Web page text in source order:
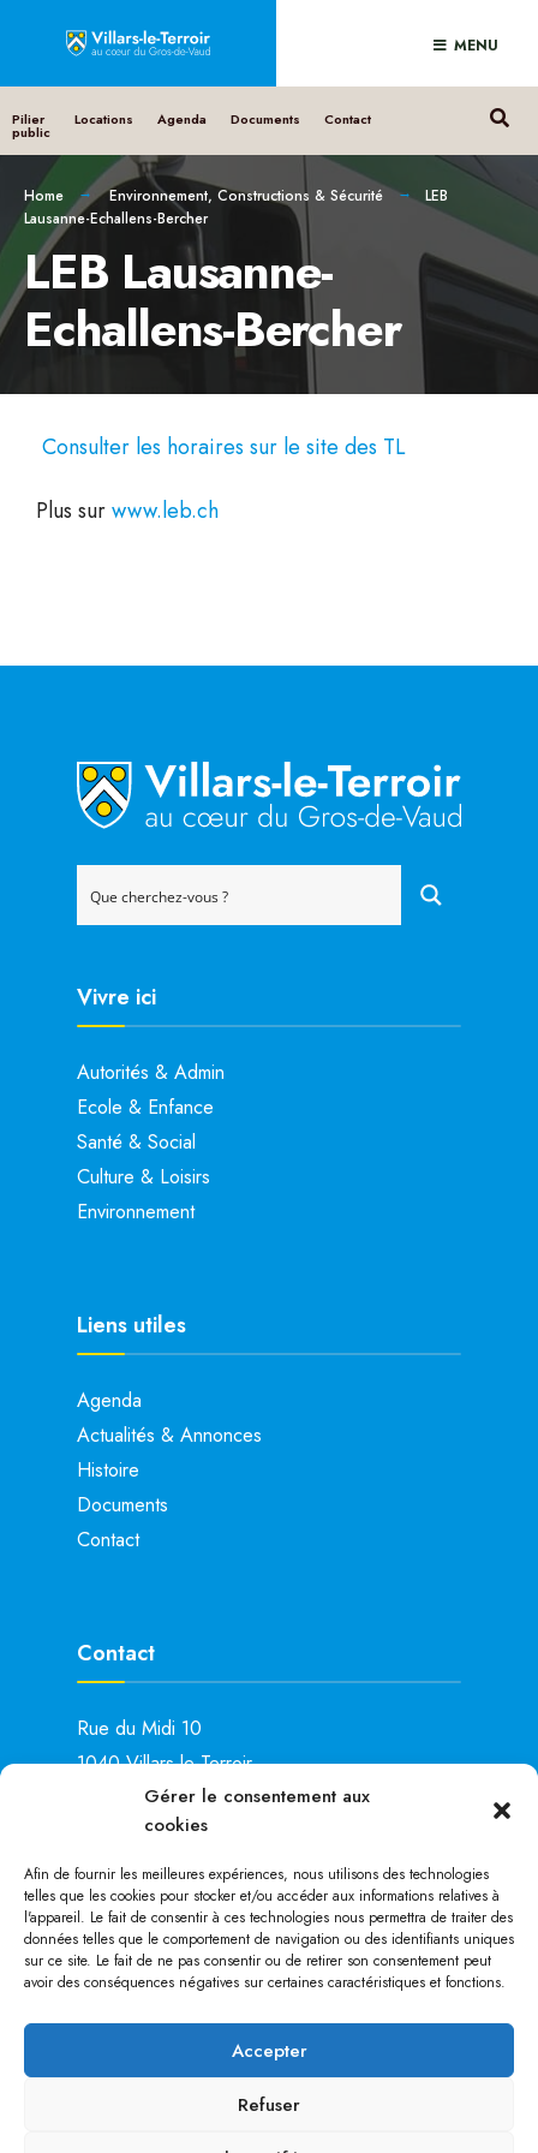
Gérer le consentement aux
cookies
Afin de fournir les meilleures expériences, nous utilisons des technologies
telles que les cookies pour stocker et/ou accéder aux informations relatives à
l'appareil. Le fait de consentir à ces technologies nous permettra de traiter des
données telles que le comportement de navigation ou des identifiants uniques
sur ce site. Le fait de ne pas consentir ou de retirer son consentement peut
avoir des conséquences négatives sur certaines caractéristiques et fonctions.
Accepter
Refuser
MENU
Pilier
public
Locations Agenda Documents Contact
Home Environnement, Constructions & Sécurité
LEB
Lausanne-Echallens-Bercher
LEB Lausanne-
Echallens-Bercher
Consulter les horaires sur le site des TL
Plus surwww.leb.ch
Vivre ici
Autorités & Admin
Ecole & Enfance
Santé & Social
Culture & Loisirs
Environnement
Liens utiles
Agenda
Actualités & Annonces
Histoire
Documents
Contact
Contact
Rue du Midi 10
1040 Villars-le-Terroir
Lu: 15h00 – 19h00
Ma: 14h00 – 16h00
Je: 8h00 – 11h00
Tél. :021 881 28 25
au coeur du Gros-de-Vaud
FERMETURE DE L’ADMINISTRATION
COMMUNALE DU 24 JUILLET DES